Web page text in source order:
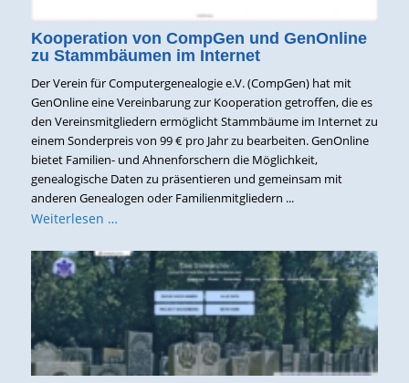
Kooperation von CompGen und GenOnline
zu Stammbäumen im Internet
Der Verein für Computergenealogie e.V. (CompGen) hat mit
GenOnline eine Vereinbarung zur Kooperation getroffen, die es
den Vereinsmitgliedern ermöglicht Stammbäume im Internet zu
einem Sonderpreis von 99 € pro Jahr zu bearbeiten. GenOnline
bietet Familien- und Ahnenforschern die Möglichkeit,
genealogische Daten zu präsentieren und gemeinsam mit
anderen Genealogen oder Familienmitgliedern ...
Weiterlesen …